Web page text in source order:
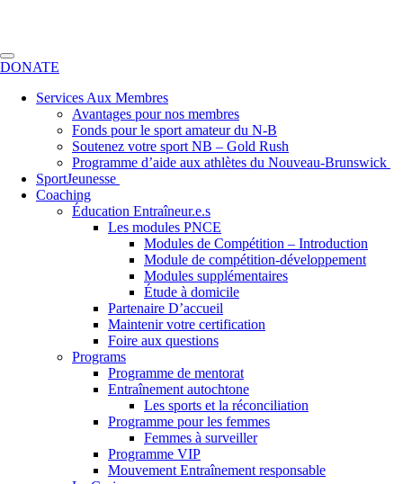
DONATE
Services Aux Membres
Avantages pour nos membres
Fonds pour le sport amateur du N-B
Soutenez votre sport NB – Gold Rush
Programme d’aide aux athlètes du Nouveau-Brunswick
SportJeunesse
Coaching
Éducation Entraîneur.e.s
Les modules PNCE
Modules de Compétition – Introduction
Module de compétition-développement
Modules supplémentaires
Étude à domicile
Partenaire D’accueil
Maintenir votre certification
Foire aux questions
Programs
Programme de mentorat
Entraînement autochtone
Les sports et la réconciliation
Programme pour les femmes
Femmes à surveiller
Programme VIP
Mouvement Entraînement responsable